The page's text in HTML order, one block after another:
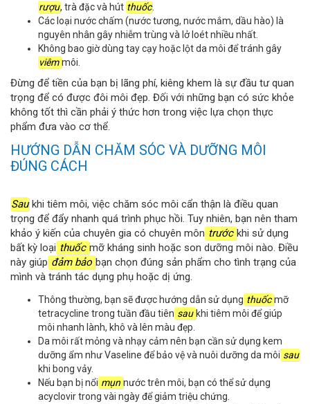
rượu, trà đặc và hút thuốc.
Các loại nước chấm (nước tương, nước mắm, dầu hào) là
nguyên nhân gây nhiễm trùng và lở loét nhiều nhất.
Không bao giờ dùng tay cạy hoặc lột da môi để tránh gây
viêmmôi.
Đừng để tiền của bạn bị lãng phí, kiêng khem là sự đầu tư quan
trọng để có được đôi môi đẹp. Đối với những bạn có sức khỏe
không tốt thì cần phải ý thức hơn trong việc lựa chọn thực
phẩm đưa vào cơ thể.
HƯỚNG DẪN CHĂM SÓC VÀ DƯỠNG MÔI
ĐÚNG CÁCH
Saukhi tiêm môi, việc chăm sóc môi cẩn thận là điều quan
trọng để đẩy nhanh quá trình phục hồi. Tuy nhiên, bạn nên tham
khảo ý kiến ​​của chuyên gia có chuyên môn trước khi sử dụng
bất kỳ loại thuốc mỡ kháng sinh hoặc son dưỡng môi nào. Điều
này giúp đảm bảo bạn chọn đúng sản phẩm cho tình trạng của
mình và tránh tác dụng phụ hoặc dị ứng.
Thông thường, bạn sẽ được hướng dẫn sử dụng thuốcmỡ
tetracycline trong tuần đầu tiên sau khi tiêm môi để giúp
môi nhanh lành, khô và lên màu đẹp.
Da môi rất mỏng và nhạy cảm nên bạn cần sử dụng kem
dưỡng ẩm như Vaseline để bảo vệ và nuôi dưỡng da môi sau
khi bong vảy.
Nếu bạn bị nổi mụn nước trên môi, bạn có thể sử dụng
acyclovir trong vài ngày để giảm triệu chứng.